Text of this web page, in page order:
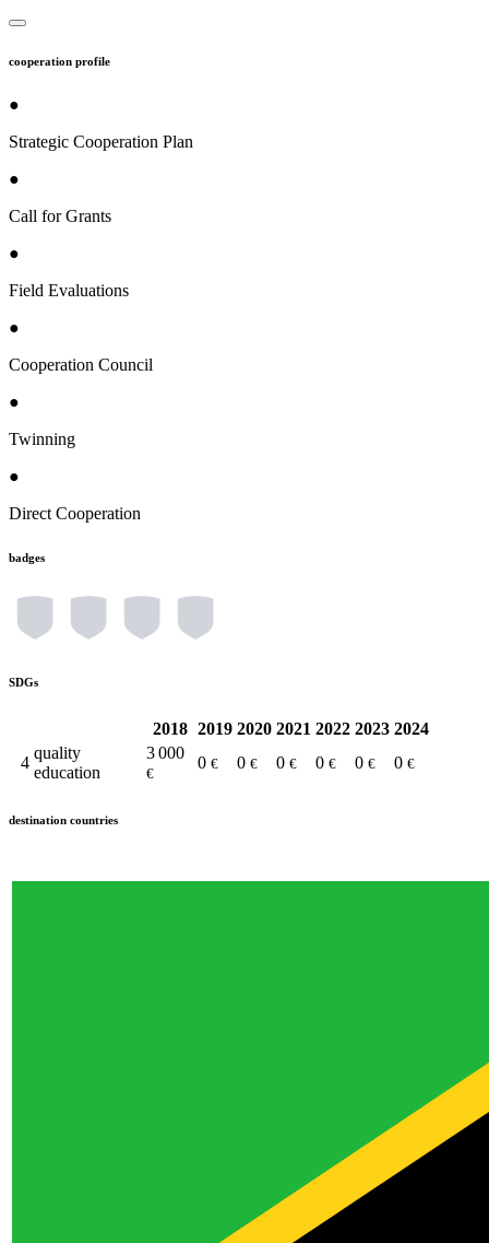
cooperation profile
●
Strategic Cooperation Plan
●
Call for Grants
●
Field Evaluations
●
Cooperation Council
●
Twinning
●
Direct Cooperation
badges
SDGs
2018 2019 2020 2021 2022 2023 2024
4
quality
education
3 000
€
0 € 0 € 0 € 0 € 0 € 0 €
destination countries